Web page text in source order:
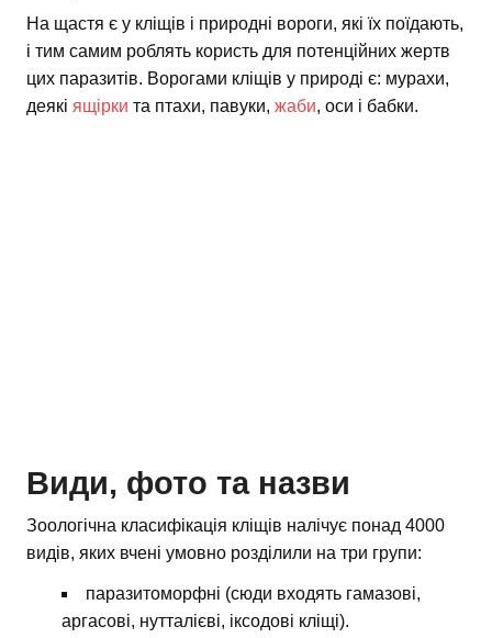
На щастя є у кліщів і природні вороги, які їх поїдають,
і тим самим роблять користь для потенційних жертв
цих паразитів. Ворогами кліщів у природі є: мурахи,
деякі ящірки та птахи, павуки, жаби, оси і бабки.
Види, фото та назви
Зоологічна класифікація кліщів налічує понад 4000
видів, яких вчені умовно розділили на три групи:
паразитоморфні (сюди входять гамазові,
аргасові, нутталієві, іксодові кліщі).